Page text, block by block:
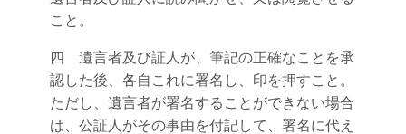
こと。
四 遺言者及び証人が、筆記の正確なことを承
認した後、各自これに署名し、印を押すこと。
ただし、遺言者が署名することができない場合
は、公証人がその事由を付記して、署名に代え